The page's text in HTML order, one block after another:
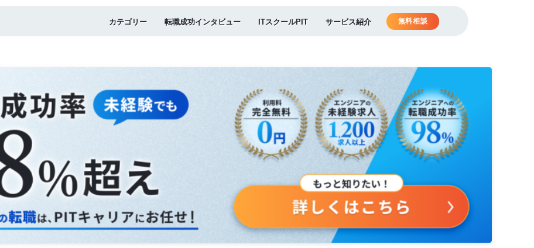
カテゴリー 転職成功インタビュー ITスクールPIT サービス紹介 無料相談